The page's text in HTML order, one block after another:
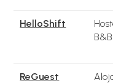
HelloShift
B&B
ReGuest